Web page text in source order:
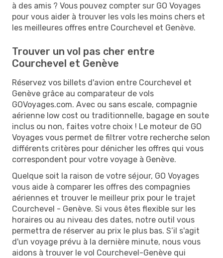
à des amis ? Vous pouvez compter sur GO Voyages
pour vous aider à trouver les vols les moins chers et
les meilleures offres entre Courchevel et Genève.
Trouver un vol pas cher entre
Courchevel et Genève
Réservez vos billets d'avion entre Courchevel et
Genève grâce au comparateur de vols
GOVoyages.com. Avec ou sans escale, compagnie
aérienne low cost ou traditionnelle, bagage en soute
inclus ou non, faites votre choix ! Le moteur de GO
Voyages vous permet de filtrer votre recherche selon
différents critères pour dénicher les offres qui vous
correspondent pour votre voyage à Genève.
Quelque soit la raison de votre séjour, GO Voyages
vous aide à comparer les offres des compagnies
aériennes et trouver le meilleur prix pour le trajet
Courchevel - Genève. Si vous êtes flexible sur les
horaires ou au niveau des dates, notre outil vous
permettra de réserver au prix le plus bas. S’il s'agit
d'un voyage prévu à la dernière minute, nous vous
aidons à trouver le vol Courchevel-Genève qui